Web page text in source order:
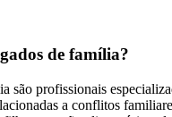
de família?
são profissionais
a conflitos